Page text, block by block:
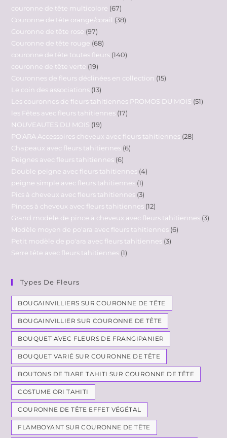
couronne de tête multicolore 67
Couronne de tête orange/corail 38
Couronne de tête rose 97
Couronne de tête rouge 68
couronne de tête toutes fleurs 140
couronne de tête verte 19
Couronnes de fleurs déclinées en collection 15
Le coin des associations 13
Les couronnes de fleurs tahitiennes PROMOS DU MOIS 51
les Fêtes avec fleurs tahitiennes 17
NOUVEAUTES DU MOIS 19
PO'ARA Accessoires cheveux avec fleurs tahitiennes 28
Chapeaux avec fleurs tahitiennes 6
Peignes avec fleurs tahitiennes 6
Double peigne avec fleurs tahitiennes 4
peigne simple avec fleurs tahitiennes 1
Pics à cheveux avec fleurs tahitiennes 3
Pinces à cheveux avec fleurs tahitiennes 12
Grand modèle de pince à cheveux avec fleurs tahitiennes 3
Modèle moyen de po'ara avec fleurs tahitiennes 6
Petit modèle de po'ara avec fleurs tahitiennes 3
Serre tête avec fleurs tahitiennes 1
Types De Fleurs
BOUGAINVILLIERS SUR COURONNE DE TÊTE
BOUGAINVILLIER SUR COURONNE DE TÊTE
BOUQUET AVEC FLEURS DE FRANGIPANIER
BOUQUET VARIÉ SUR COURONNE DE TÊTE
BOUTONS DE TIARE TAHITI SUR COURONNE DE TÊTE
COSTUME ORI TAHITI
COURONNE DE TÊTE EFFET VÉGÉTAL
FLAMBOYANT SUR COURONNE DE TÊTE